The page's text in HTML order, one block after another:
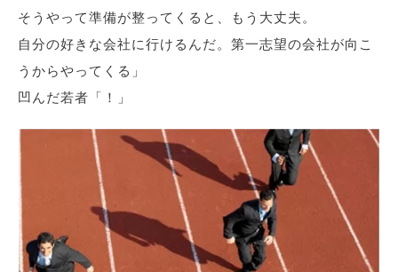
そうやって準備が整ってくると、もう大丈夫。
自分の好きな会社に行けるんだ。第一志望の会社が向こ
うからやってくる」
凹んだ若者「！」